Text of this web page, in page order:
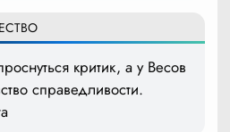
критик, а у Весов
справедливости.